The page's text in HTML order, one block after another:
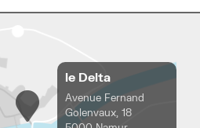
le Delta
Avenue Fernand
Golenvaux, 18